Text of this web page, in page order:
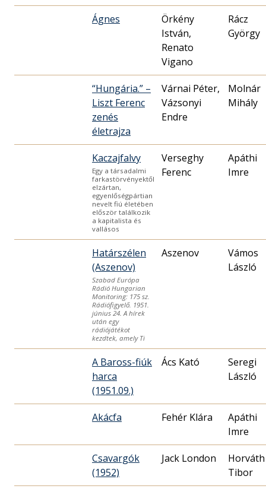
Ágnes
Örkény
István,
Renato
Vigano
Rácz
György
“Hungária.” –
Liszt Ferenc
zenés
életrajza
Várnai Péter,
Vázsonyi
Endre
Molnár
Mihály
Kaczajfalvy
Egy a társadalmi
farkastörvényektől
elzártan,
egyenlőségpártian
nevelt fiú életében
először találkozik
a kapitalista és
vallásos
Verseghy
Ferenc
Apáthi
Imre
Határszélen
(Aszenov)
Szabad Európa
Rádió Hungarian
Monitoring: 175 sz.
Rádiófigyelő. 1951.
június 24. A hírek
után egy
rádiójátékot
kezdtek, amely Ti
Aszenov
Vámos
László
A Baross-fiúk
harca
(1951.09.)
Ács Kató
Seregi
László
Akácfa Fehér Klára
Apáthi
Imre
Csavargók
(1952)
Jack London
Horváth